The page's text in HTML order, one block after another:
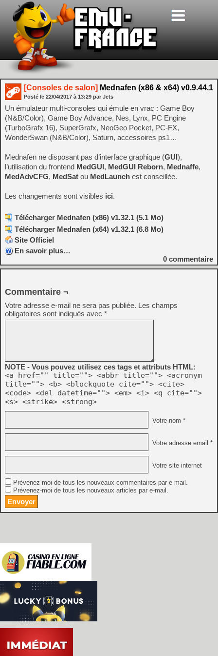
[Consoles de salon] Mednafen (x86 & x64) v0.9.44.1
Posté le 22/04/2017 à 13:29 par Jets
Un émulateur multi-consoles qui émule en vrac : Game Boy
(N&B/Color), Game Boy Advance, Nes, Lynx, PC Engine
(TurboGrafx 16), SuperGrafx, NeoGeo Pocket, PC-FX,
WonderSwan (N&B/Color), Saturn, accessoires ps1…
Mednafen ne disposant pas d’interface graphique (GUI),
l’utilisation du frontend MedGUI, MedGUI Reborn, Mednaffe,
MedAdvCFG, MedSat ou MedLaunch est conseillée.
Les changements sont visibles ici.
Télécharger Mednafen (x86) v1.32.1 (5.1 Mo)
Télécharger Mednafen (x64) v1.32.1 (6.8 Mo)
Site Officiel
En savoir plus…
0 commentaire
Commentaire ¬
Votre adresse e-mail ne sera pas publiée. Les champs
obligatoires sont indiqués avec *
NOTE - Vous pouvez utilisez ces tags et attributs HTML:
<a href="" title=""> <abbr title=""> <acronym
title=""> <b> <blockquote cite=""> <cite>
<code> <del datetime=""> <em> <i> <q cite="">
<s> <strike> <strong>
Votre nom *
Votre adresse email *
Votre site internet
Prévenez-moi de tous les nouveaux commentaires par e-mail.
Prévenez-moi de tous les nouveaux articles par e-mail.